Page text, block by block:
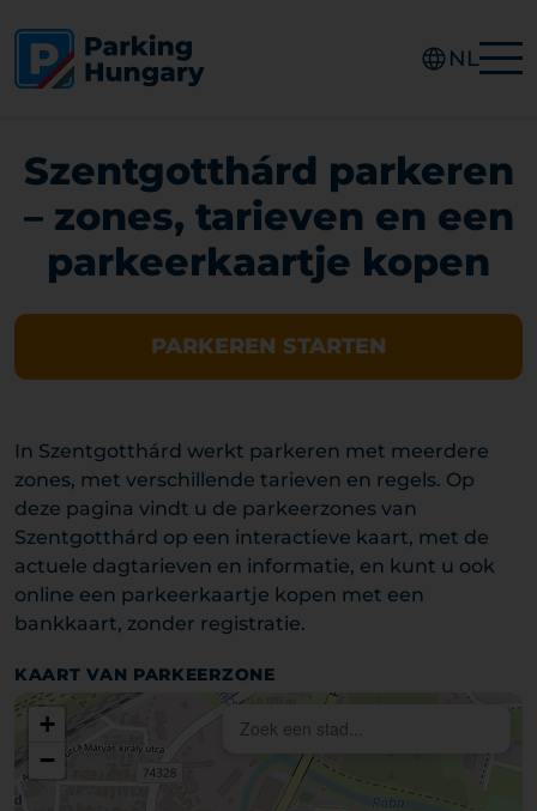
NL
Szentgotthárd parkeren
– zones, tarieven en een
parkeerkaartje kopen
PARKEREN STARTEN
In Szentgotthárd werkt parkeren met meerdere
zones, met verschillende tarieven en regels. Op
deze pagina vindt u de parkeerzones van
Szentgotthárd op een interactieve kaart, met de
actuele dagtarieven en informatie, en kunt u ook
online een parkeerkaartje kopen met een
bankkaart, zonder registratie.
KAART VAN PARKEERZONE
+
−